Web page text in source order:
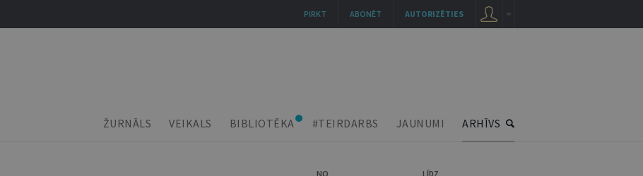
ŽURNĀLS VEIKALS BIBLIOTĒKA #TEIRDARBS JAUNUMI ARHĪVS
NO LĪDZ
AUTORIZĒTIES
ABONĒT
PIRKT